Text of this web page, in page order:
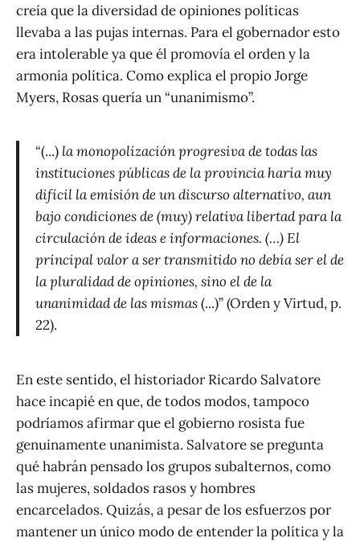
creía que la diversidad de opiniones políticas
llevaba a las pujas internas. Para el gobernador esto
era intolerable ya que él promovía el orden y la
armonía política. Como explica el propio Jorge
Myers, Rosas quería un “unanimismo”.
“(...) la monopolización progresiva de todas las
instituciones públicas de la provincia haría muy
difícil la emisión de un discurso alternativo, aun
bajo condiciones de (muy) relativa libertad para la
circulación de ideas e informaciones. (…) El
principal valor a ser transmitido no debía ser el de
la pluralidad de opiniones, sino el de la
unanimidad de las mismas(...)” (Orden y Virtud, p.
22).
En este sentido, el historiador Ricardo Salvatore
hace incapié en que, de todos modos, tampoco
podríamos afirmar que el gobierno rosista fue
genuinamente unanimista. Salvatore se pregunta
qué habrán pensado los grupos subalternos, como
las mujeres, soldados rasos y hombres
encarcelados. Quizás, a pesar de los esfuerzos por
mantener un único modo de entender la política y la